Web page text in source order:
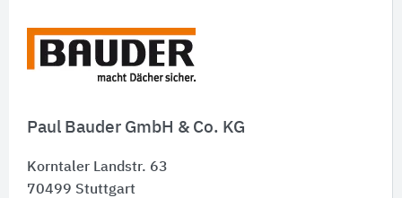
Paul Bauder GmbH & Co. KG
Korntaler Landstr. 63
70499 Stuttgart